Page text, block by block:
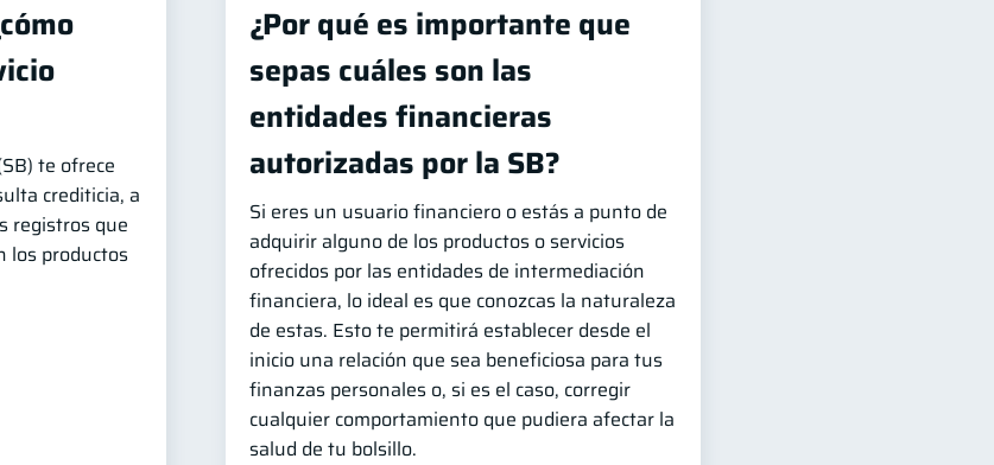
te ofrece
crediticia, a
registros que
los productos
¿Por qué es importante que
sepas cuáles son las
entidades financieras
autorizadas por la SB?
Si eres un usuario financiero o estás a punto de
adquirir alguno de los productos o servicios
ofrecidos por las entidades de intermediación
financiera, lo ideal es que conozcas la naturaleza
de estas. Esto te permitirá establecer desde el
inicio una relación que sea beneficiosa para tus
finanzas personales o, si es el caso, corregir
cualquier comportamiento que pudiera afectar la
salud de tu bolsillo.